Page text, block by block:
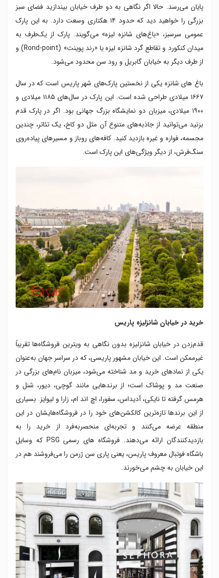
پایان می‌رسد. حالا اگر نگاهی به دو طرف خیابان بیندازید فضای سبز
بزرگی را خواهید دید که حدود ۱۴ هکتاری وسعت دارد. به این پارک
عمومی سرسبز، «باغ‌های شانزه لیزه» می‌گویند. پارک از یک‌طرف به
میدان کنکورد و تقاطع گرد شانزه لیزه یا «رند پوینت» (Rond-point) و
از طرف دیگر به خیابان گابریل و رود سن محدود می‌شود.
باغ های شانزه یکی از نخستین پارک‌های شهر پاریس است که در سال
۱۶۶۷ میلادی طراحی شده است. این پارک در سال‌های ۱۱۸۵ میلادی و
۱۹۰۰ میلادی، میزبان دو نمایشگاه بزرگ جهانی بود. اگر در پارک قدم
بزنید می‌توانید از جاذبه‌های متنوع آن مثل دو کاخ، یک تئاتر، چندین
مجسمه، فواره و غیره بازدید کنید. کافه‌های روباز و مسیرهای پیاده‌روی
سنگ‌فرش، از دیگر ویژگی‌های این پارک است.
خرید در خیابان شانزلیزه پاریس
قدم‌زدن در خیابان شانزلیزه بدون نگاهی به ویترین فروشگاه‌ها تقریباً
غیرممکن است. این خیابان مشهور پاریسی، که در سراسر جهان به‌عنوان
یکی از نمادهای خرید و مد شناخته می‌شود، میزبان نام‌های بزرگی در
صنعت مد و پوشاک است؛ از برندهایی مانند گوچی، دیور، شنل و
هرمس گرفته تا نایکی، آدیداس، سفورا، اچ اند ام، زارا و لیوایز. بسیاری
از این برندها تازه‌ترین کالکشن‌های خود را در فروشگاه‌هایشان در این
منطقه عرضه می‌کنند و تجربه‌ای منحصربه‌فرد از خرید را به
بازدیدکنندگان ارائه می‌دهند.
فروشگاه‌ های رسمی PSG که وسایل
باشگاه‌ فوتبال معروف پاریس، یعنی پاری‌ سن ‌ژرمن را می‌فروشند هم در
این خیابان به چشم می‌خورند.